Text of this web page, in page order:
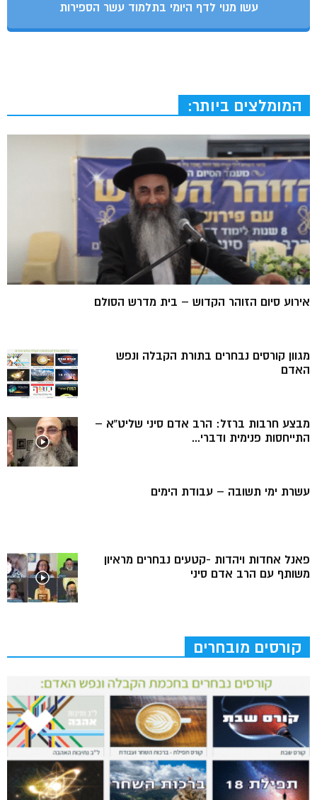
עשו מנוי לדף היומי בתלמוד עשר הספירות
המומלצים ביותר:
אירוע סיום הזוהר הקדוש – בית מדרש הסולם
מגוון קורסים נבחרים בתורת הקבלה ונפש
האדם
מבצע חרבות ברזל: הרב אדם סיני שליט”א –
התייחסות פנימית ודברי...
עשרת ימי תשובה – עבודת הימים
פאנל אחדות ויהדות -קטעים נבחרים מראיון
משותף עם הרב אדם סיני
קורסים מובחרים